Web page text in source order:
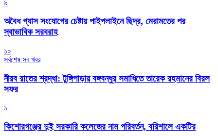
৯
অবৈধ গ্যাস সংযোগের চেষ্টায় পাইপলাইনে ছিদ্র, মেরামতের পর
স্বাভাবিক সরবরাহ
১০
সর্বশেষ সব খবর
নীরব রাতের শ্রদ্ধা: টুঙ্গিপাড়ায় বঙ্গবন্ধুর সমাধিতে তারেক রহমানের বিরল
সফর
১
কিশোরগঞ্জের দুই সরকারি কলেজের নাম পরিবর্তন, বরিশালে একটির